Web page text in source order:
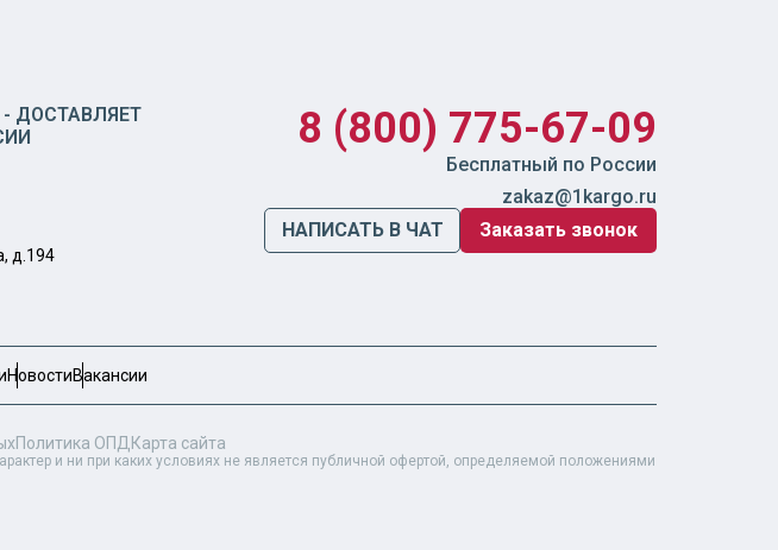
- ДОСТАВЛЯЕТ
д.194
8 (800) 775-67-09
Бесплатный по России
zakaz@1kargo.ru
НАПИСАТЬ В ЧАТ
Заказать звонок
НовостиВакансии
Политика ОПД Карта сайта
и ни при каких условиях не является публичной офертой, определяемой положениями